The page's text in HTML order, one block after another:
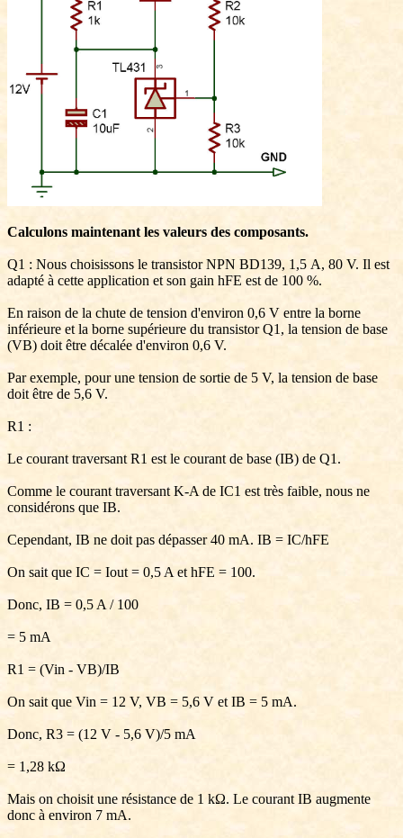
Calculons maintenant les valeurs des composants.
Q1 : Nous choisissons le transistor NPN BD139, 1,5 A, 80 V. Il est
adapté à cette application et son gain hFE est de 100 %.
En raison de la chute de tension d'environ 0,6 V entre la borne
inférieure et la borne supérieure du transistor Q1, la tension de base
(VB) doit être décalée d'environ 0,6 V.
Par exemple, pour une tension de sortie de 5 V, la tension de base
doit être de 5,6 V.
R1 :
Le courant traversant R1 est le courant de base (IB) de Q1.
Comme le courant traversant K-A de IC1 est très faible, nous ne
considérons que IB.
Cependant, IB ne doit pas dépasser 40 mA. IB = IC/hFE
On sait que IC = Iout = 0,5 A et hFE = 100.
Donc, IB = 0,5 A / 100
= 5 mA
R1 = (Vin - VB)/IB
On sait que Vin = 12 V, VB = 5,6 V et IB = 5 mA.
Donc, R3 = (12 V - 5,6 V)/5 mA
= 1,28 kΩ
Mais on choisit une résistance de 1 kΩ. Le courant IB augmente
donc à environ 7 mA.